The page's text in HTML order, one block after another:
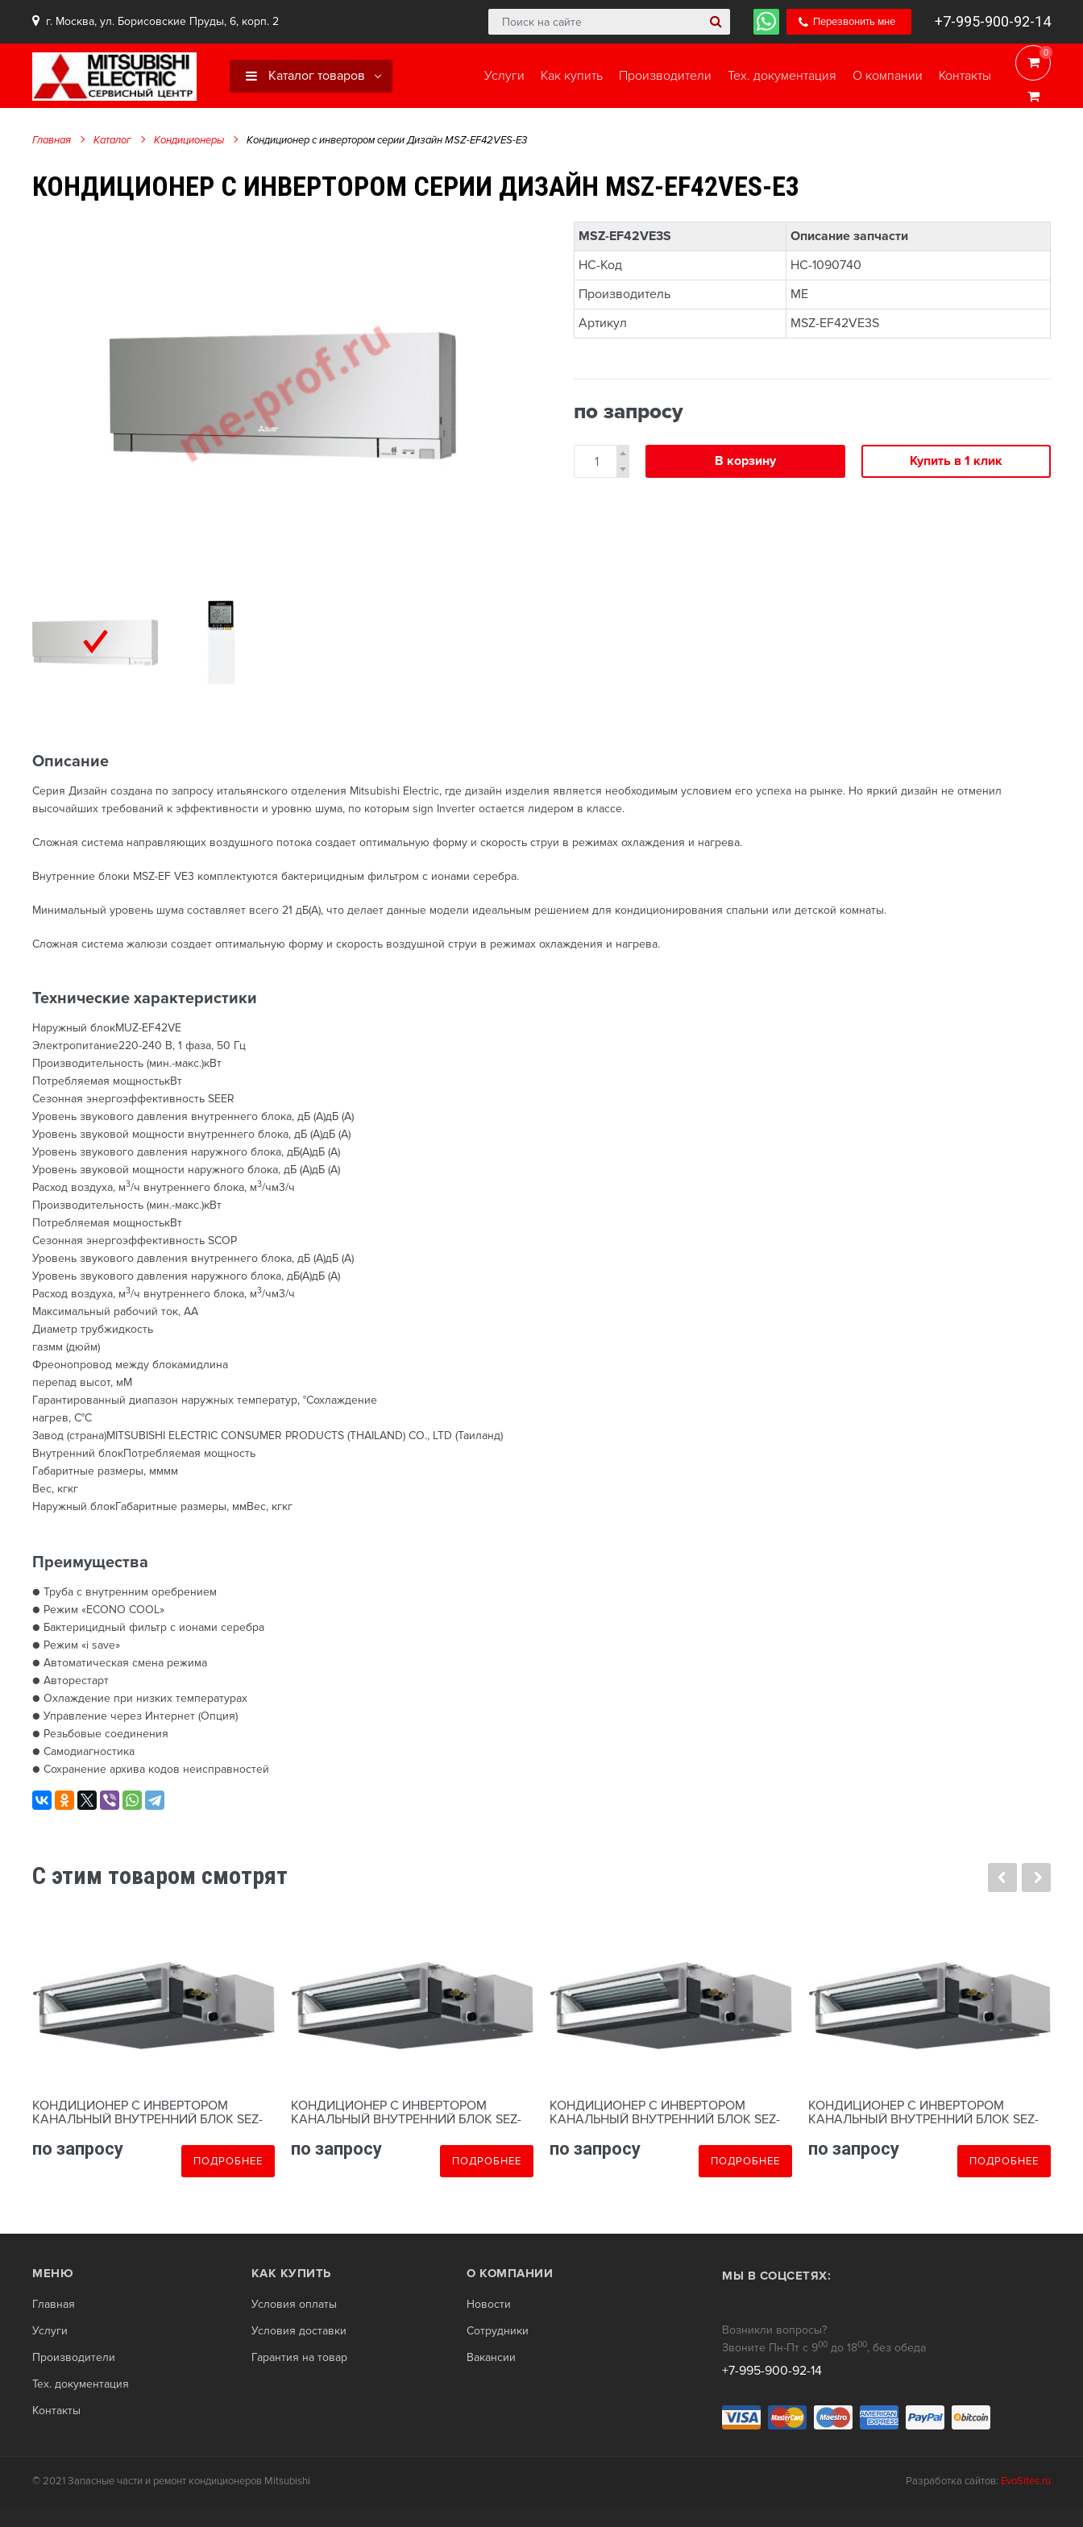
г. Москва, ул. Борисовские Пруды, 6, корп. 2 Перезвонить мне +7-995-900-92-14
0
0
Услуги Как купить Производители Тех. документация О компании Контакты
Каталог товаров
Главная Каталог Кондиционеры Кондиционер с инвертором серии Дизайн MSZ-EF42VES-E3
КОНДИЦИОНЕР С ИНВЕРТОРОМ СЕРИИ ДИЗАЙН MSZ-EF42VES-E3
MSZ-EF42VE3S
Описание запчасти
НС-Код
НС-1090740
Производитель
ME
Артикул
MSZ-EF42VE3S
по запросу
В корзину Купить в 1 клик
Описание
Серия Дизайн создана по запросу итальянского отделения Mitsubishi Electric, где дизайн изделия является необходимым условием его успеха на рынке. Но яркий дизайн не отменил
высочайших требований к эффективности и уровню шума, по которым sign Inverter остается лидером в классе.
Сложная система направляющих воздушного потока создает оптимальную форму и скорость струи в режимах охлаждения и нагрева.
Внутренние блоки MSZ-EF VE3 комплектуются бактерицидным фильтром с ионами серебра.
Минимальный уровень шума составляет всего 21 дБ(А), что делает данные модели идеальным решением для кондиционирования спальни или детской комнаты.
Сложная система жалюзи создает оптимальную форму и скорость воздушной струи в режимах охлаждения и нагрева.
Технические характеристики
Наружный блокMUZ-EF42VE
Электропитание220-240 В, 1 фаза, 50 Гц
Производительность (мин.-макс.)кВт
Потребляемая мощностькВт
Сезонная энергоэффективность SEER
Уровень звукового давления внутреннего блока, дБ (А)дБ (А)
Уровень звуковой мощности внутреннего блока, дБ (А)дБ (А)
Уровень звукового давления наружного блока, дБ(A)дБ (А)
Уровень звуковой мощности наружного блока, дБ (А)дБ (А)
Расход воздуха, м3/ч внутреннего блока, м3/чм3/ч
Производительность (мин.-макс.)кВт
Потребляемая мощностькВт
Сезонная энергоэффективность SCOP
Уровень звукового давления внутреннего блока, дБ (А)дБ (А)
Уровень звукового давления наружного блока, дБ(A)дБ (А)
Расход воздуха, м3/ч внутреннего блока, м3/чм3/ч
Максимальный рабочий ток, АА
Диаметр трубжидкость
газмм (дюйм)
Фреонопровод между блокамидлина
перепад высот, мМ
Гарантированный диапазон наружных температур, °Сохлаждение
нагрев, С°С
Завод (страна)MITSUBISHI ELECTRIC CONSUMER PRODUCTS (THAILAND) CO., LTD (Таиланд)
Внутренний блокПотребляемая мощность
Габаритные размеры, мммм
Вес, кгкг
Наружный блокГабаритные размеры, ммВес, кгкг
Преимущества
● Труба с внутренним оребрением
● Режим «ECONO COOL»
● Бактерицидный фильтр с ионами серебра
● Режим «i save»
● Автоматическая смена режима
● Авторестарт
● Охлаждение при низких температурах
● Управление через Интернет (Опция)
● Резьбовые соединения
● Самодиагностика
● Сохранение архива кодов неисправностей
C этим товаром смотрят
КОНДИЦИОНЕР С ИНВЕРТОРОМ
КАНАЛЬНЫЙ ВНУТРЕННИЙ БЛОК SEZ-
по запросу
ПОДРОБНЕЕ
КОНДИЦИОНЕР С ИНВЕРТОРОМ
КАНАЛЬНЫЙ ВНУТРЕННИЙ БЛОК SEZ-
по запросу
ПОДРОБНЕЕ
КОНДИЦИОНЕР С ИНВЕРТОРОМ
КАНАЛЬНЫЙ ВНУТРЕННИЙ БЛОК SEZ-
по запросу
ПОДРОБНЕЕ
КОНДИЦИОНЕР С ИНВЕРТОРОМ
КАНАЛЬНЫЙ ВНУТРЕННИЙ БЛОК SEZ-
по запросу
ПОДРОБНЕЕ
МЕНЮ
Главная
Услуги
Производители
Тех. документация
Контакты
КАК КУПИТЬ
Условия оплаты
Условия доставки
Гарантия на товар
О КОМПАНИИ
Новости
Сотрудники
Вакансии
МЫ В СОЦСЕТЯХ:
Возникли вопросы?
Звоните Пн-Пт с 900 до 1800, без обеда
+7-995-900-92-14
© 2021 Запасные части и ремонт кондиционеров Mitsubishi Разработка сайтов: EvoSites.ru